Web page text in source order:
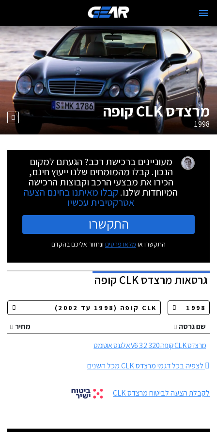
מרצדס CLK קופה
1998
מעוניינים ברכישת רכב? הגעתם למקום
הנכון. קבלו מהמומחים שלנו ייעוץ חינם,
הכירו את מבצעי הרכב וקבוצות הרכישה
המיוחדות שלנו. קבלו מאיתנו בחינם הצעה
אטרקטיבית עכשיו
התקשרו
התקשרו או מלאו פרטים ונחזור אליכם בהקדם
גרסאותמרצדס CLK קופה
שם גרסה
מחיר
מרצדס CLK קופה 320 3.2 V6 אלגנס אוטומט
לצפיה בכל דגמי מרצדס CLK מכל השנים
לקבלת הצעה לביטוח מרצדס CLK